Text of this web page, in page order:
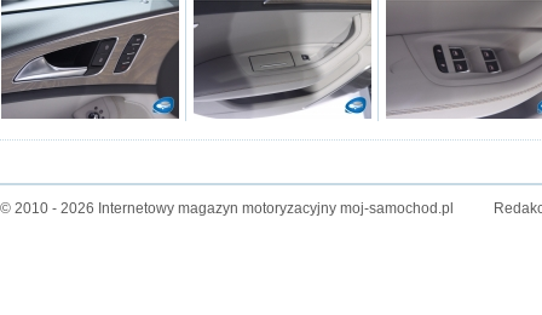
© 2010 - 2026 Internetowy magazyn motoryzacyjny moj-samochod.pl